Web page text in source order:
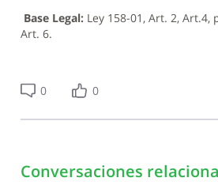
Base Legal:Ley 158-01, Art. 2, Art.4,
Art. 6.
0 0
Conversaciones